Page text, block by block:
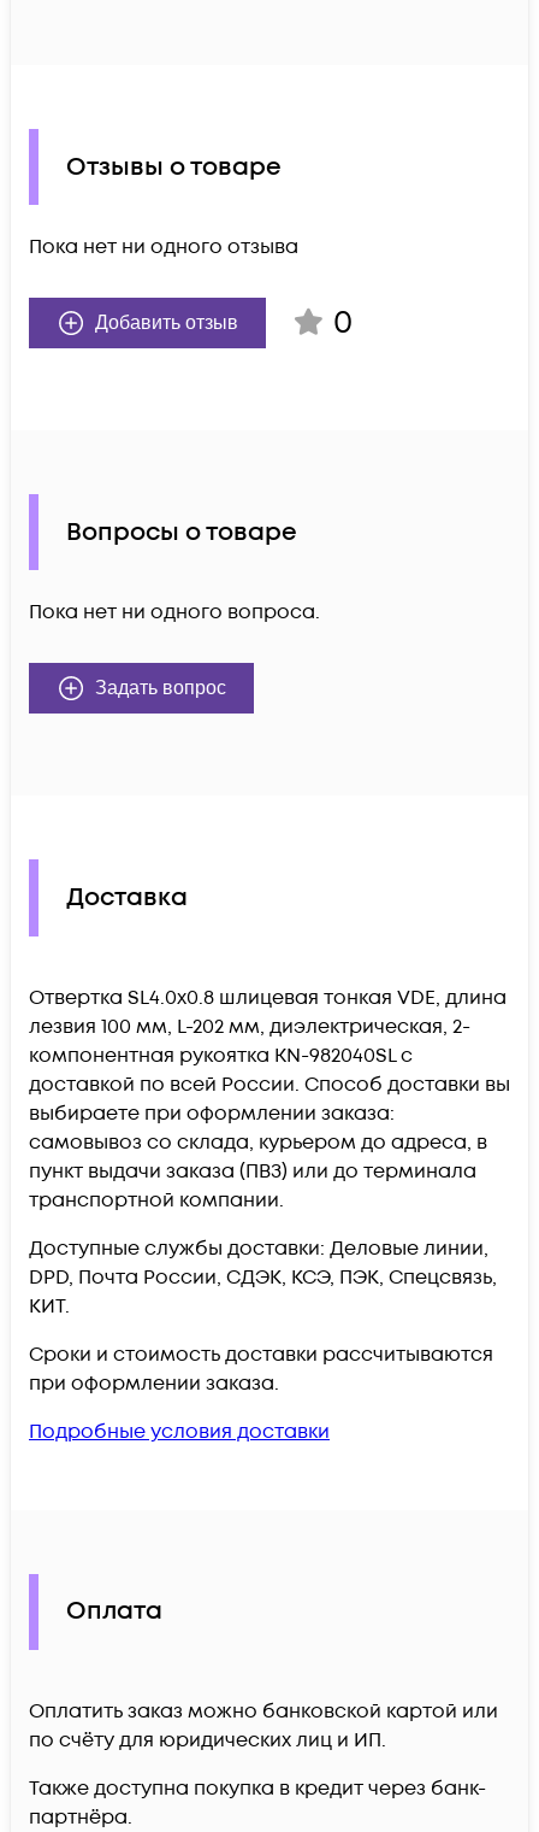
Отзывы о товаре
Пока нет ни одного отзыва
Добавить отзыв 0
Вопросы о товаре
Пока нет ни одного вопроса.
Задать вопрос
Доставка
Отвертка SL4.0x0.8 шлицевая тонкая VDE, длина
лезвия 100 мм, L-202 мм, диэлектрическая, 2-
компонентная рукоятка KN-982040SL c
доставкой по всей России. Способ доставки вы
выбираете при оформлении заказа:
самовывоз со склада, курьером до адреса, в
пункт выдачи заказа (ПВЗ) или до терминала
транспортной компании.
Доступные службы доставки: Деловые линии,
DPD, Почта России, СДЭК, КСЭ, ПЭК, Спецсвязь,
КИТ.
Сроки и стоимость доставки рассчитываются
при оформлении заказа.
Подробные условия доставки
Оплата
Оплатить заказ можно банковской картой или
по счёту для юридических лиц и ИП.
Также доступна покупка в кредит через банк-
партнёра.